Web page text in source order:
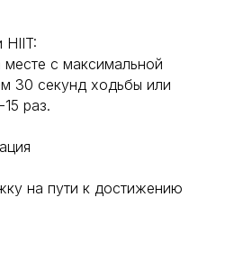
HIIT:
с максимальной
30 секунд ходьбы или
раз.
на пути к достижению